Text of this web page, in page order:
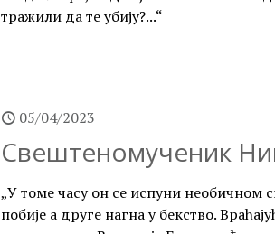
тражили да те убију?...“
05/04/2023
Свештеномученик
„У томе часу он се испуни необичном
побије а друге нагна у бекство.